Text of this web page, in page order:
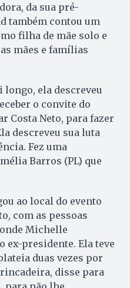
da sua pré-
também contou um
filha de mãe solo e
mães e famílias
ela descreveu
o convite do
Costa Neto, para fazer
descreveu sua luta
Fez uma
Barros (PL) que
ao local do evento
com as pessoas
Michelle
ex-presidente. Ela teve
duas vezes por
disse para